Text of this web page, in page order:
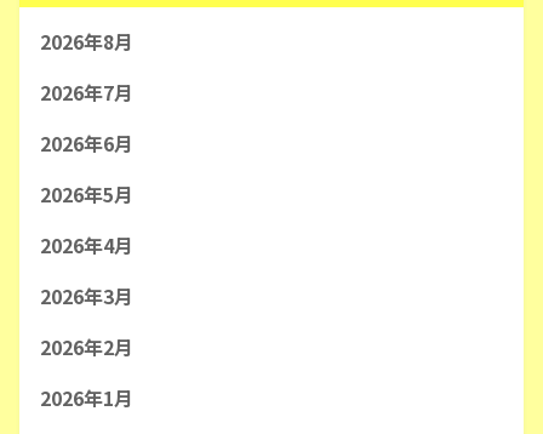
2026年8月
2026年7月
2026年6月
2026年5月
2026年4月
2026年3月
2026年2月
2026年1月